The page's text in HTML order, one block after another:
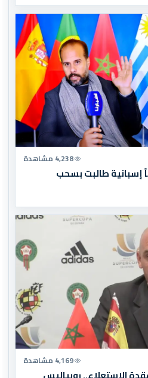
4,238 مشاهدة
إسبانية طالبت بسحب
4,169 مشاهدة